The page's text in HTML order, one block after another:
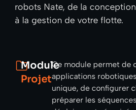
robots Nate, de la
à la gestion de votre flotte.
Module
Projet
Ce module permet de
applications
unique, de configurer
préparer les